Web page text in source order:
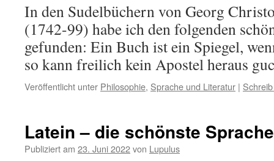
In den Sudelbüchern von Georg
(1742-99) habe ich den folgenden
gefunden: Ein Buch ist ein Spiegel,
so kann freilich kein Apostel heraus
Veröffentlicht unter Philosophie, Sprache und Literatur |
Latein – die schönste
Publiziert am 23. Juni 2022von Lupulus